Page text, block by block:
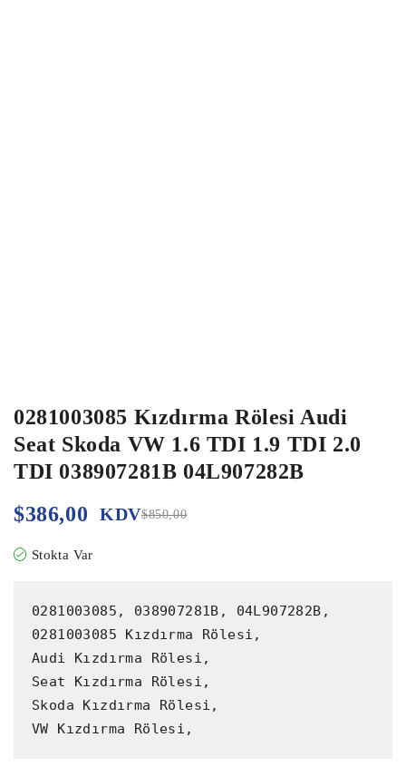
0281003085 Kızdırma Rölesi Audi
Seat Skoda VW 1.6 TDI 1.9 TDI 2.0
TDI 038907281B 04L907282B
$850,00
$386,00 KDV
Stokta Var
0281003085, 038907281B, 04L907282B,
0281003085 Kızdırma Rölesi,
Audi Kızdırma Rölesi,
Seat Kızdırma Rölesi,
Skoda Kızdırma Rölesi,
VW Kızdırma Rölesi,